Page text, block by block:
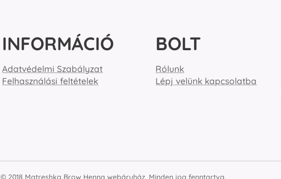
INFORMÁCIÓ
Adatvédelmi Szabályzat
Felhasználási feltételek
BOLT
Rólunk
Lépj velünk kapcsolatba
© 2018 Matreshka Brow Henna webáruház. Minden jog fenntartva.